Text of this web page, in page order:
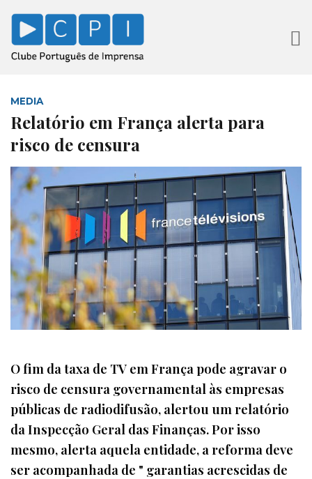
MEDIA
Relatório em França alerta para
risco de censura
O fim da taxa de TV em França pode agravar o
risco de censura governamental às empresas
públicas de radiodifusão, alertou um relatório
da Inspecção Geral das Finanças. Por isso
mesmo, alerta aquela entidade, a reforma deve
ser acompanhada de " garantias acrescidas de